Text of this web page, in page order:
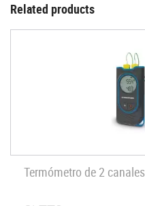
Related products
Termómetro de 2